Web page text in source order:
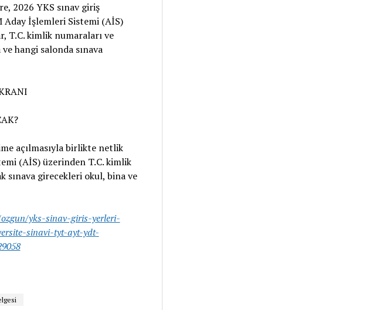
2026 YKS sınav giriş
Aday İşlemleri Sistemi (AİS)
T.C. kimlik numaraları ve
hangi salonda sınava
açılmasıyla birlikte netlik
(AİS) üzerinden T.C. kimlik
sınava girecekleri okul, bina ve
yks-sinav-giris-yerleri-
sinavi-tyt-ayt-ydt-